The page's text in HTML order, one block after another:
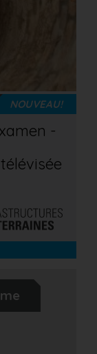
NOUVEAU!
-